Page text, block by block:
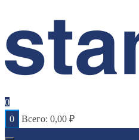
0
0
Всего: 0,00 ₽